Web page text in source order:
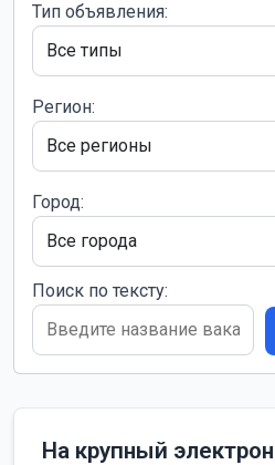
Тип объявления:
Регион:
Город:
Поиск по тексту:
На крупный